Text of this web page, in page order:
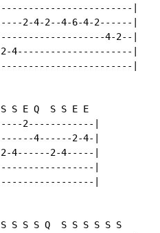
|
2-4-2--4-6-4-2------|
4-2--|
4---------------------|
|
S E Q  S S E E
2------------|
4------2-4-|
4------2-4-----|
|
|
S S S Q  S S S S S S